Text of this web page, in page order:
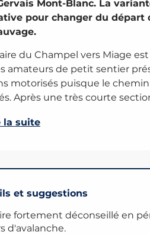
Mont-Blanc. La
pour changer du départ
du Champel vers Miage
amateurs de petit sentier
motorisés puisque le
Après une très courte
la suite
et suggestions
fortement déconseillé en
d'avalanche.